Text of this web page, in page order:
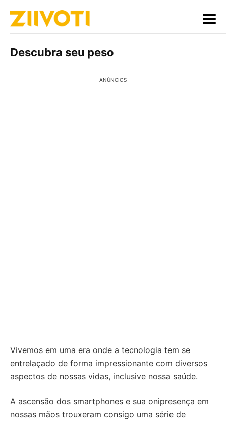
Descubra seu peso
ANÚNCIOS
Vivemos em uma era onde a tecnologia tem se
entrelaçado de forma impressionante com diversos
aspectos de nossas vidas, inclusive nossa saúde.
A ascensão dos smartphones e sua onipresença em
nossas mãos trouxeram consigo uma série de